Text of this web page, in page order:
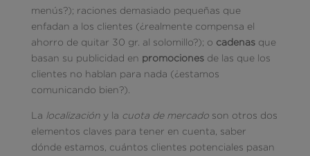
menús?); raciones demasiado pequeñas que
enfadan a los clientes (¿realmente compensa el
ahorro de quitar 30 gr. al solomillo?); o cadenasque
basan su publicidad en promociones de las que los
clientes no hablan para nada (¿estamos
comunicando bien?).
La localizacióny la cuota de mercadoson otros dos
elementos claves para tener en cuenta, saber
dónde estamos, cuántos clientes potenciales pasan